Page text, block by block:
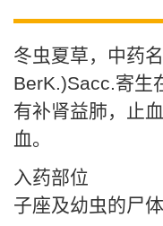
冬虫夏草，中药
BerK.)Sacc.寄生
有补肾益肺，止
血。
入药部位
子座及幼虫的尸